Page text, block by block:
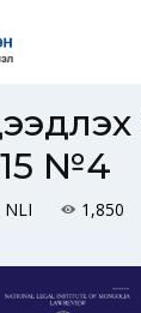
№4
NLI 1,850